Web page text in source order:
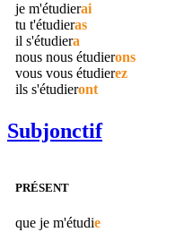
je m'étudierai
tu t'étudieras
il s'étudiera
nous nous étudierons
vous vous étudierez
ils s'étudieront
Subjonctif
PRÉSENT
que je m'étudie